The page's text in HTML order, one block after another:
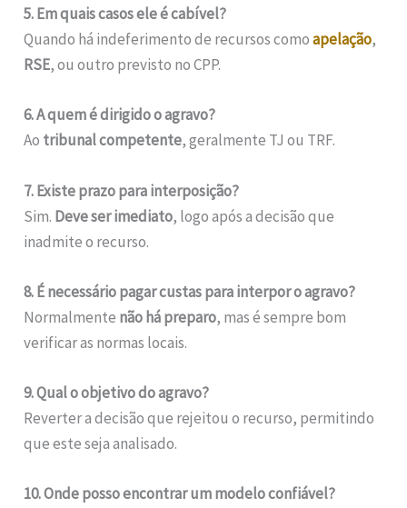
5. Em quais casos ele é cabível?
Quando há indeferimento de recursos comoapelação,
RSE, ou outro previsto no CPP.
6. A quem é dirigido o agravo?
Ao tribunal competente, geralmente TJ ou TRF.
7. Existe prazo para interposição?
Sim. Deve ser imediato, logo após a decisão que
inadmite o recurso.
8. É necessário pagar custas para interpor o agravo?
Normalmente não há preparo, mas é sempre bom
verificar as normas locais.
9. Qual o objetivo do agravo?
Reverter a decisão que rejeitou o recurso, permitindo
que este seja analisado.
10. Onde posso encontrar um modelo confiável?